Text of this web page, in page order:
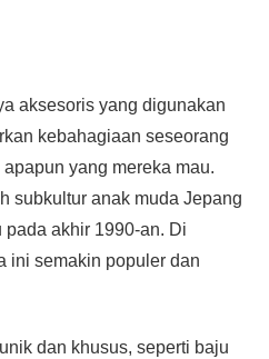
aksesoris yang digunakan
kebahagiaan seseorang
yang mereka mau.
subkultur anak muda Jepang
akhir 1990-an. Di
ini semakin populer dan
dan khusus, seperti baju